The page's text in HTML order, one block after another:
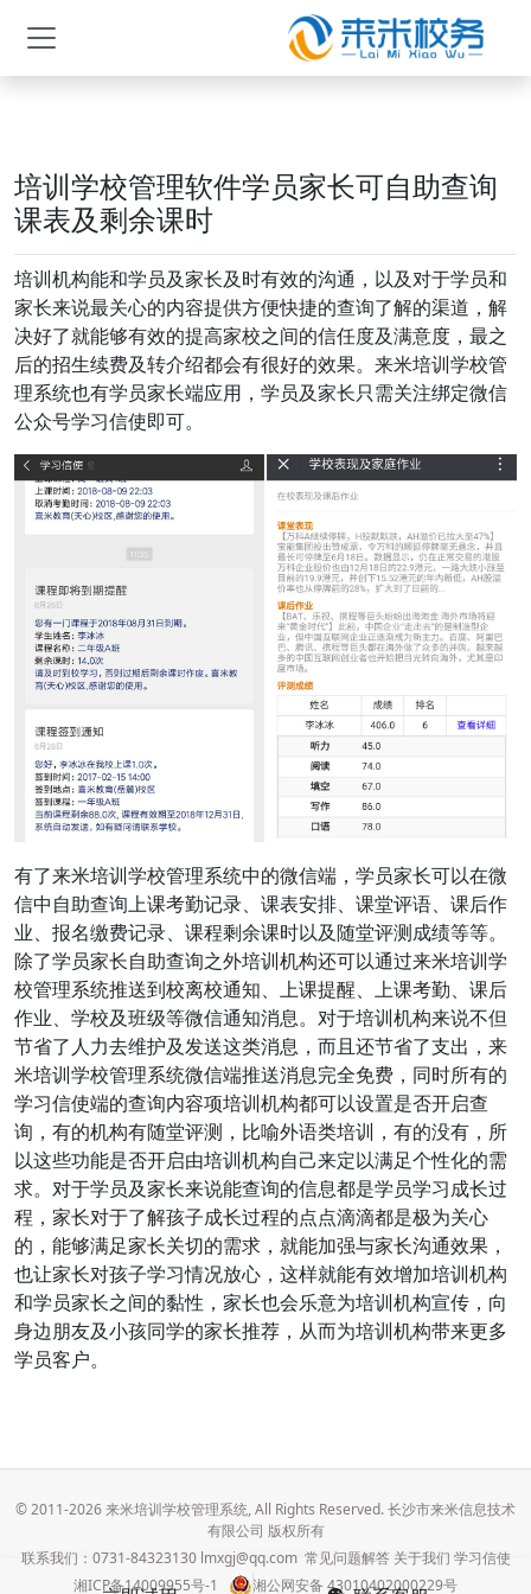
培训学校管理软件学员家长可自助查询
课表及剩余课时
培训机构能和学员及家长及时有效的沟通，以及对于学员和
家长来说最关心的内容提供方便快捷的查询了解的渠道，解
决好了就能够有效的提高家校之间的信任度及满意度，最之
后的招生续费及转介绍都会有很好的效果。来米培训学校管
理系统也有学员家长端应用，学员及家长只需关注绑定微信
公众号学习信使即可。
有了来米培训学校管理系统中的微信端，学员家长可以在微
信中自助查询上课考勤记录、课表安排、课堂评语、课后作
业、报名缴费记录、课程剩余课时以及随堂评测成绩等等。
除了学员家长自助查询之外培训机构还可以通过来米培训学
校管理系统推送到校离校通知、上课提醒、上课考勤、课后
作业、学校及班级等微信通知消息。对于培训机构来说不但
节省了人力去维护及发送这类消息，而且还节省了支出，来
米培训学校管理系统微信端推送消息完全免费，同时所有的
学习信使端的查询内容项培训机构都可以设置是否开启查
询，有的机构有随堂评测，比喻外语类培训，有的没有，所
以这些功能是否开启由培训机构自己来定以满足个性化的需
求。对于学员及家长来说能查询的信息都是学员学习成长过
程，家长对于了解孩子成长过程的点点滴滴都是极为关心
的，能够满足家长关切的需求，就能加强与家长沟通效果，
也让家长对孩子学习情况放心，这样就能有效增加培训机构
和学员家长之间的黏性，家长也会乐意为培训机构宣传，向
身边朋友及小孩同学的家长推荐，从而为培训机构带来更多
学员客户。
© 2011-2026 来米培训学校管理系统, All Rights Reserved. 长沙市来米信息技术
有限公司 版权所有
联系我们：0731-84323130 lmxgj@qq.com 常见问题解答 关于我们 学习信使
湘ICP备14009955号-1
湘公网安备 43010402000229号